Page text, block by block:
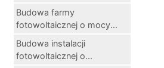
Budowa farmy
fotowoltaicznej o mocy...
Budowa instalacji
fotowoltaicznej o...